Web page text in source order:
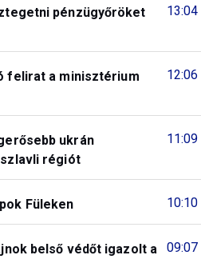
13:04
pénzügyőröket
12:06
felirat a minisztérium
11:09
ukrán
régiót
10:10
Füleken
09:07
belső védőt igazolt a